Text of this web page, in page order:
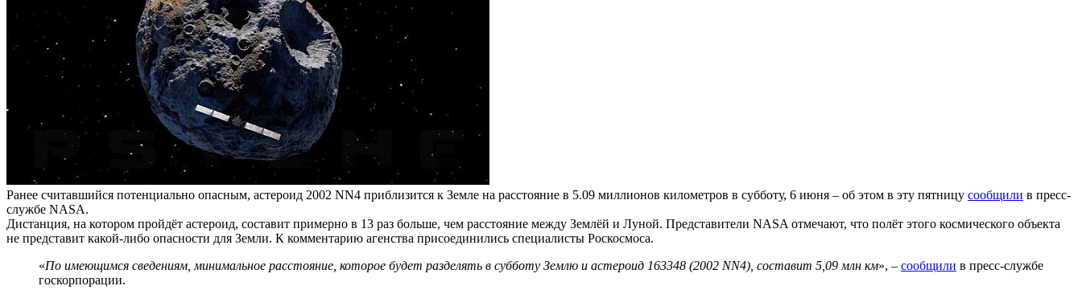
Ранее считавшийся потенциально опасным, астероид 2002 NN4 приблизится к Земле на расстояние в 5.09 миллионов километров в субботу, 6 июня – об этом в эту пятницу сообщили в пресс-
службе NASA.
Дистанция, на котором пройдёт астероид, составит примерно в 13 раз больше, чем расстояние между Землёй и Луной. Представители NASA отмечают, что полёт этого космического объекта
не представит какой-либо опасности для Земли. К комментарию агенства присоединились специалисты Роскосмоса.
«По имеющимся сведениям, минимальное расстояние, которое будет разделять в субботу Землю и астероид 163348 (2002 NN4), составит 5,09 млн км», – сообщили в пресс-службе
госкорпорации.